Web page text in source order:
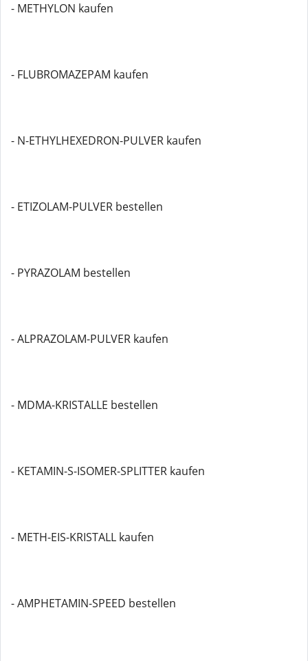
- METHYLON kaufen
- FLUBROMAZEPAM kaufen
- N-ETHYLHEXEDRON-PULVER kaufen
- ETIZOLAM-PULVER bestellen
- PYRAZOLAM bestellen
- ALPRAZOLAM-PULVER kaufen
- MDMA-KRISTALLE bestellen
- KETAMIN-S-ISOMER-SPLITTER kaufen
- METH-EIS-KRISTALL kaufen
- AMPHETAMIN-SPEED bestellen